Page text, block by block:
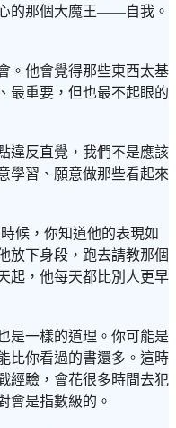
的那個大魔王——自我。
。他會覺得那些東西太基
最重要，但也最不起眼的
違反直覺，我們不是應該
學習、願意做那些看起來
候，你知道他的表現如
放下身段，跑去請教那個
起，他每天都比別人更早
是一樣的道理。你可能是
比你看過的書還多。這時
經驗，會花很多時間去犯
會是指數級的。